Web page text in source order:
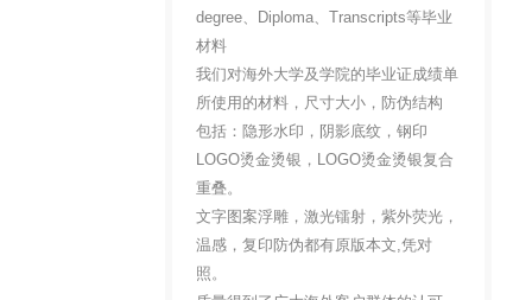
degree、Diploma、Transcripts等毕业
材料
我们对海外大学及学院的毕业证成绩单
所使用的材料，尺寸大小，防伪结构
包括：隐形水印，阴影底纹，钢印
LOGO烫金烫银，LOGO烫金烫银复合
重叠。
文字图案浮雕，激光镭射，紫外荧光，
温感，复印防伪都有原版本文,凭对
照。